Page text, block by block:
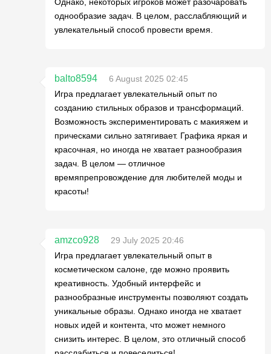
однообразие задач. В целом, расслабляющий и
увлекательный способ провести время.
balto8594
6 August 2025 02:45
Игра предлагает увлекательный опыт по
созданию стильных образов и трансформаций.
Возможность экспериментировать с макияжем и
прическами сильно затягивает. Графика яркая и
красочная, но иногда не хватает разнообразия
задач. В целом — отличное
времяпрепровождение для любителей моды и
красоты!
amzco928
29 July 2025 20:46
Игра предлагает увлекательный опыт в
косметическом салоне, где можно проявить
креативность. Удобный интерфейс и
разнообразные инструменты позволяют создать
уникальные образы. Однако иногда не хватает
новых идей и контента, что может немного
снизить интерес. В целом, это отличный способ